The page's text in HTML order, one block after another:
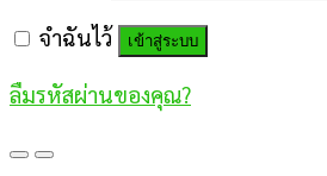
จำฉันไว้
เข้าสู่ระบบ
ลืมรหัสผ่านของคุณ?